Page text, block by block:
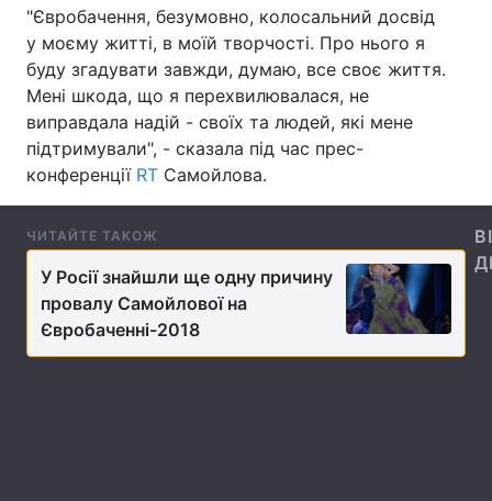
Економіка Світ
Спорт Наука
Техно і зв'язок
Зброя Інциденти
Здоров'я Туризм
Цікавинки Погода
Екологія
Лонгріди
"Євробачення, безумовно, колосальний досвід
у моєму житті, в моїй творчості. Про нього я
буду згадувати завжди, думаю, все своє життя.
Мені шкода, що я перехвилювалася, не
виправдала надій - своїх та людей, які мене
підтримували", - сказала під час прес-
конференції RT Самойлова.
ЧИТАЙТЕ ТАКОЖ
У Росії знайшли ще одну причину
провалу Самойлової на
Євробаченні-2018